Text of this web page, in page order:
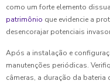
como um forte elemento
patrimônio que evidencie a
desencorajar potenciais
Após a instalação e
manutenções periódicas.
câmeras, a duração da